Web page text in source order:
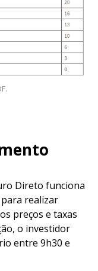
Direto funciona
realizar
preços e taxas
o investidor
entre 9h30 e